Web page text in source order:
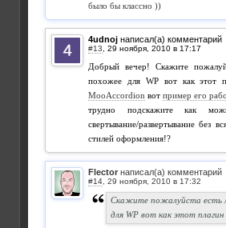
было бы классно ))
4udnoj написал(а) комментарий
#13
Добрый вечер! Скажите
похожее для WP вот как этот
MooAccordion вот пример его
трудно подскажите как
свертывание/развертывание без
стилей оформления!?
Flector написал(а) комментарий
#14
Скажите пожалуйста есть
для WP вот как этот плагин